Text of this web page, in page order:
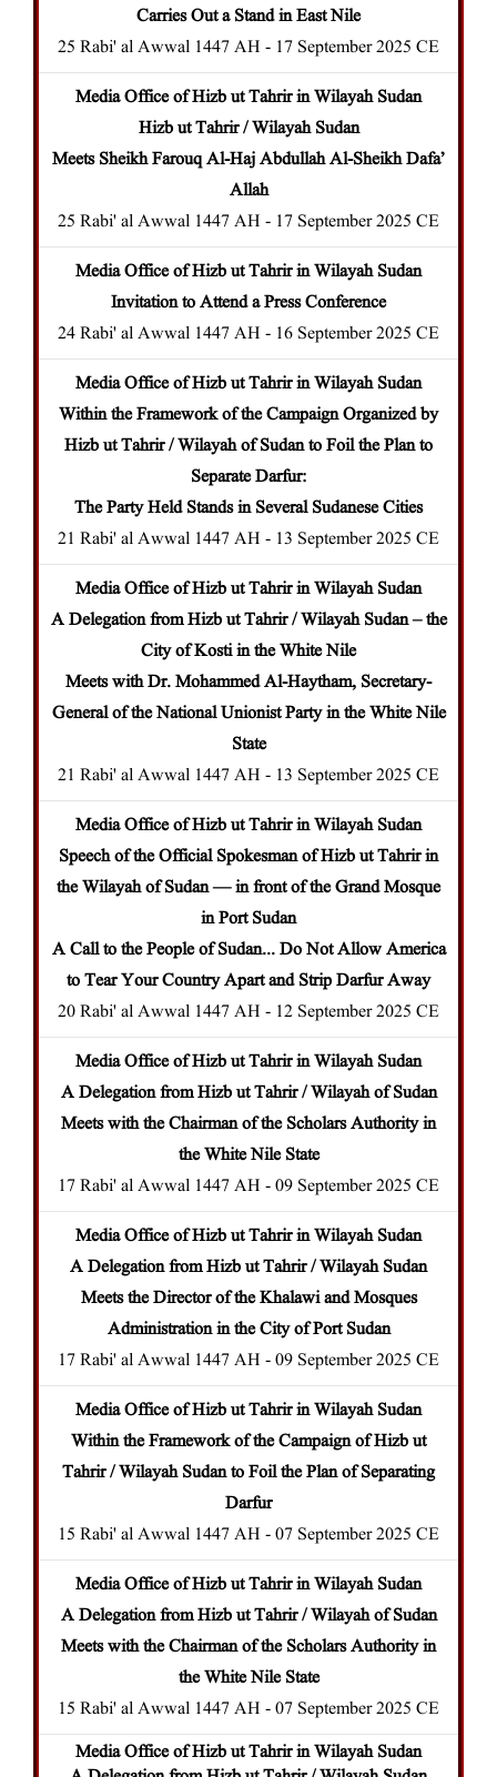
Carries Out a Stand in East Nile
25 Rabi' al Awwal 1447 AH - 17 September 2025 CE
Media Office of Hizb ut Tahrir in Wilayah Sudan
Hizb ut Tahrir / Wilayah Sudan
Meets Sheikh Farouq Al-Haj Abdullah Al-Sheikh Dafa’
Allah
25 Rabi' al Awwal 1447 AH - 17 September 2025 CE
Media Office of Hizb ut Tahrir in Wilayah Sudan
Invitation to Attend a Press Conference
24 Rabi' al Awwal 1447 AH - 16 September 2025 CE
Media Office of Hizb ut Tahrir in Wilayah Sudan
Within the Framework of the Campaign Organized by
Hizb ut Tahrir / Wilayah of Sudan to Foil the Plan to
Separate Darfur:
The Party Held Stands in Several Sudanese Cities
21 Rabi' al Awwal 1447 AH - 13 September 2025 CE
Media Office of Hizb ut Tahrir in Wilayah Sudan
A Delegation from Hizb ut Tahrir / Wilayah Sudan – the
City of Kosti in the White Nile
Meets with Dr. Mohammed Al-Haytham, Secretary-
General of the National Unionist Party in the White Nile
State
21 Rabi' al Awwal 1447 AH - 13 September 2025 CE
Media Office of Hizb ut Tahrir in Wilayah Sudan
Speech of the Official Spokesman of Hizb ut Tahrir in
the Wilayah of Sudan — in front of the Grand Mosque
in Port Sudan
A Call to the People of Sudan... Do Not Allow America
to Tear Your Country Apart and Strip Darfur Away
20 Rabi' al Awwal 1447 AH - 12 September 2025 CE
Media Office of Hizb ut Tahrir in Wilayah Sudan
A Delegation from Hizb ut Tahrir / Wilayah of Sudan
Meets with the Chairman of the Scholars Authority in
the White Nile State
17 Rabi' al Awwal 1447 AH - 09 September 2025 CE
Media Office of Hizb ut Tahrir in Wilayah Sudan
A Delegation from Hizb ut Tahrir / Wilayah Sudan
Meets the Director of the Khalawi and Mosques
Administration in the City of Port Sudan
17 Rabi' al Awwal 1447 AH - 09 September 2025 CE
Media Office of Hizb ut Tahrir in Wilayah Sudan
Within the Framework of the Campaign of Hizb ut
Tahrir / Wilayah Sudan to Foil the Plan of Separating
Darfur
15 Rabi' al Awwal 1447 AH - 07 September 2025 CE
Media Office of Hizb ut Tahrir in Wilayah Sudan
A Delegation from Hizb ut Tahrir / Wilayah of Sudan
Meets with the Chairman of the Scholars Authority in
the White Nile State
15 Rabi' al Awwal 1447 AH - 07 September 2025 CE
Media Office of Hizb ut Tahrir in Wilayah Sudan